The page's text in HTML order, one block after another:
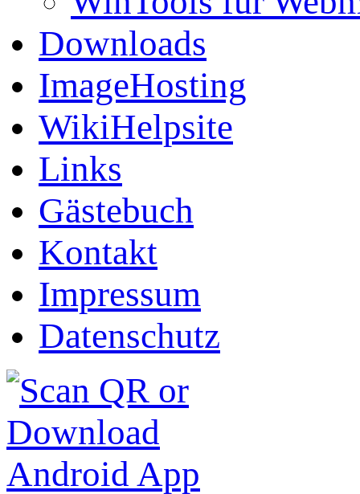
Downloads
ImageHosting
WikiHelpsite
Links
Gästebuch
Kontakt
Impressum
Datenschutz